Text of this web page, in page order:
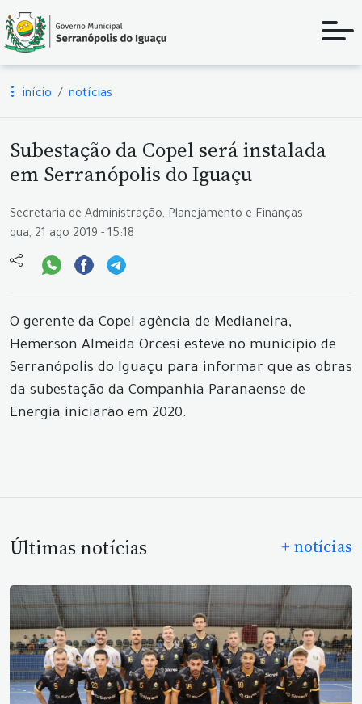
início notícias
Subestação da Copel será instalada
em Serranópolis do Iguaçu
Secretaria de Administração, Planejamento e Finanças
qua, 21 ago 2019 - 15:18
O gerente da Copel agência de Medianeira,
Hemerson Almeida Orcesi esteve no município de
Serranópolis do Iguaçu para informar que as obras
da subestação da Companhia Paranaense de
Energia iniciarão em 2020.
Últimas notícias + notícias